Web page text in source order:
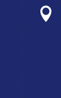
